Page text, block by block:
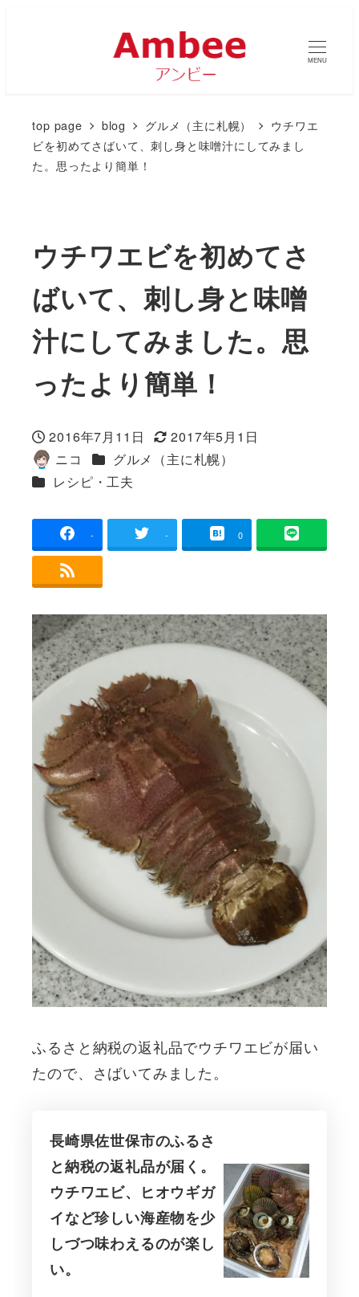
MENU
top page blog グルメ（主に札幌）
ウチワエ
ビを初めてさばいて、刺し身と味噌汁にしてみまし
た。思ったより簡単！
ウチワエビを初めてさ
ばいて、刺し身と味噌
汁にしてみました。思
ったより簡単！
投稿日
2016年7月11日
更新日
2017年5月1日
著
者
ニコ カテゴリー
グルメ（主に札幌）
カテゴリー
レシピ・工夫
- - 0
ふるさと納税の返礼品でウチワエビが届い
たので、さばいてみました。
長崎県佐世保市のふるさ
と納税の返礼品が届く。
ウチワエビ、ヒオウギガ
イなど珍しい海産物を少
しづつ味わえるのが楽し
い。